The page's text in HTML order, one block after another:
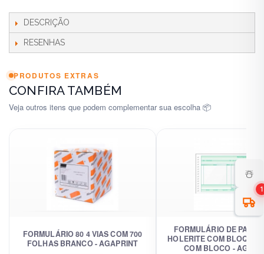
DESCRIÇÃO
RESENHAS
PRODUTOS EXTRAS
CONFIRA TAMBÉM
Veja outros itens que podem complementar sua escolha 📦
FORMULÁRIO 80 4 VIAS COM 700
FOLHAS BRANCO - AGAPRINT
FORMULÁRIO DE
HOLERITE COM
COM BLOCO -
☃️
1